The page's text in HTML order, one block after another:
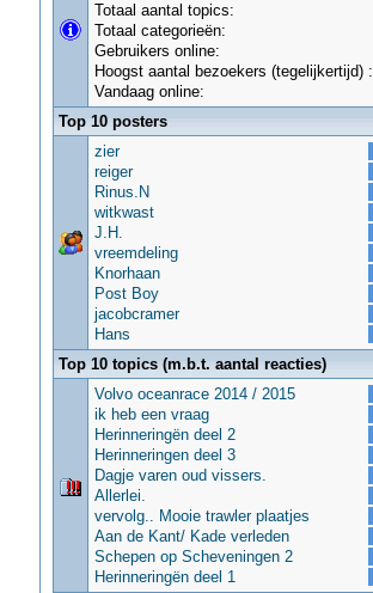
Totaal aantal topics:
Totaal categorieën:
Gebruikers online:
Hoogst aantal bezoekers (tegelijkertijd) :
Vandaag online:
Top 10 posters
zier
reiger
Rinus.N
witkwast
J.H.
vreemdeling
Knorhaan
Post Boy
jacobcramer
Hans
Top 10 topics (m.b.t. aantal reacties)
Volvo oceanrace 2014 / 2015
ik heb een vraag
Herinneringën deel 2
Herinneringen deel 3
Dagje varen oud vissers.
Allerlei.
vervolg.. Mooie trawler plaatjes
Aan de Kant/ Kade verleden
Schepen op Scheveningen 2
Herinneringën deel 1